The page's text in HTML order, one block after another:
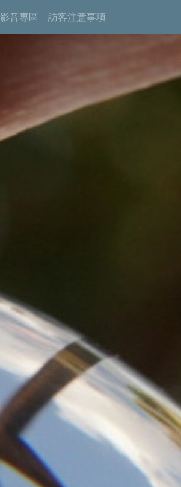
影音專區 訪客注意事項